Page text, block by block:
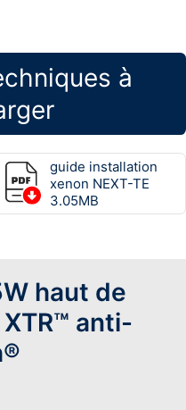
à
guide installation
xenon NEXT-TE
3.05MB
haut de
anti-